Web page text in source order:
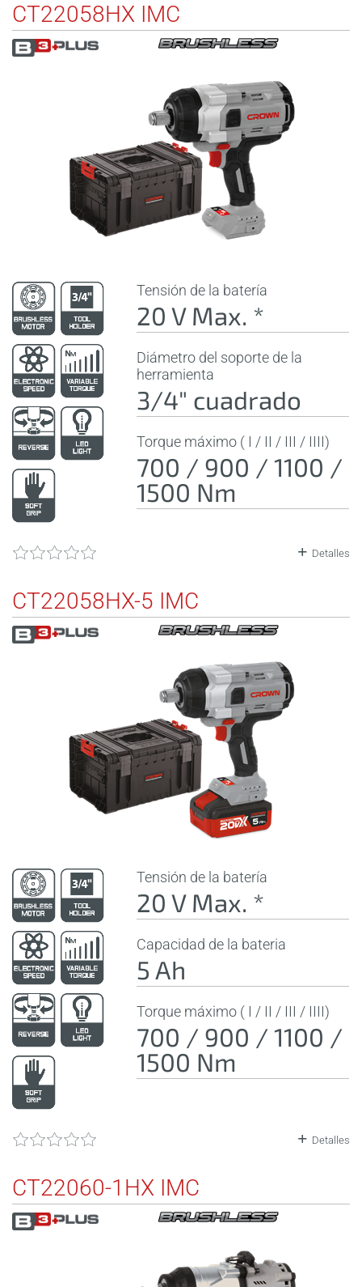
CT22058HX IMC
Tensión de la batería
20 V Max. *
Diámetro del soporte de la
herramienta
3/4" cuadrado
Torque máximo ( I / II / III / IIII)
700 / 900 / 1100 /
1500 Nm
Detalles
CT22058HX-5 IMC
Tensión de la batería
20 V Max. *
Capacidad de la bateria
5 Ah
Torque máximo ( I / II / III / IIII)
700 / 900 / 1100 /
1500 Nm
Detalles
CT22060-1HX IMC